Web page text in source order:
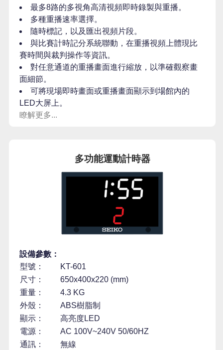
最多8路的多視角高清視頻即時錄製與重播。
多種重播速率選擇。
隨時標記，以及匯出視頻片段。
與比賽計時記分系統聯動，在重播視頻上體現比
賽時間與裁判操作等資訊。
對任意通道的重播畫面進行縮放，以準確觀察畫
面細節。
可將現場即時畫面或重播畫面顯示到場館內的
LED大屏上。
瞭解更多...
多功能運動計時器
設備參數：
型號：
KT-601
尺寸：
650x400x220 (mm)
重量：
4.3 KG
外殼：
ABS樹脂制
顯示：
高亮度LED
電源：
AC 100V~240V 50/60HZ
通訊：
無線